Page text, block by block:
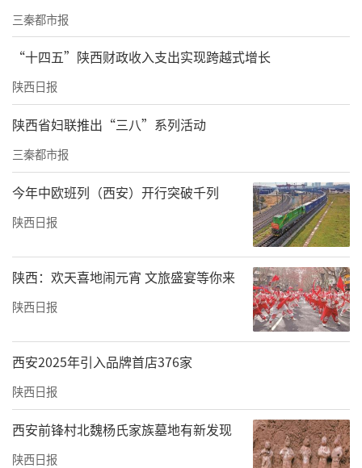
三秦都市报
“十四五”陕西财政收入支出实现跨越式增长
陕西日报
陕西省妇联推出“三八”系列活动
三秦都市报
今年中欧班列（西安）开行突破千列
陕西日报
陕西：欢天喜地闹元宵 文旅盛宴等你来
陕西日报
西安2025年引入品牌首店376家
陕西日报
西安前锋村北魏杨氏家族墓地有新发现
陕西日报